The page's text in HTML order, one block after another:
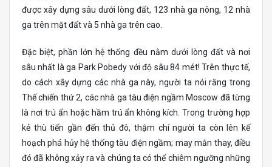
được xây dựng sâu dưới lòng đất, 123 nhà ga nông, 12 nhà
ga trên mặt đất và 5 nhà ga trên cao.
Đặc biệt, phần lớn hệ thống đều nằm dưới lòng đất và nơi
sâu nhất là ga Park Pobedy với độ sâu 84 mét! Trên thực tế,
do cách xây dựng các nhà ga này, người ta nói rằng trong
Thế chiến thứ 2, các nhà ga tàu điện ngầm Moscow đã từng
là nơi trú ẩn hoặc hầm trú ẩn không kích. Trong trường hợp
kẻ thù tiến gần đến thủ đô, thậm chí người ta còn lên kế
hoạch phá hủy hệ thống tàu điện ngầm; may mắn thay, điều
đó đã không xảy ra và chúng ta có thể chiêm ngưỡng những